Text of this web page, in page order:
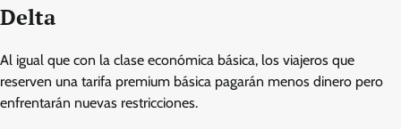
Delta
Al igual que con la clase económica básica, los viajeros que
reserven una tarifa premium básica pagarán menos dinero pero
enfrentarán nuevas restricciones.